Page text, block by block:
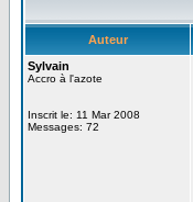
Auteur
Sylvain
Accro à l'azote
Inscrit le: 11 Mar 2008
Messages: 72